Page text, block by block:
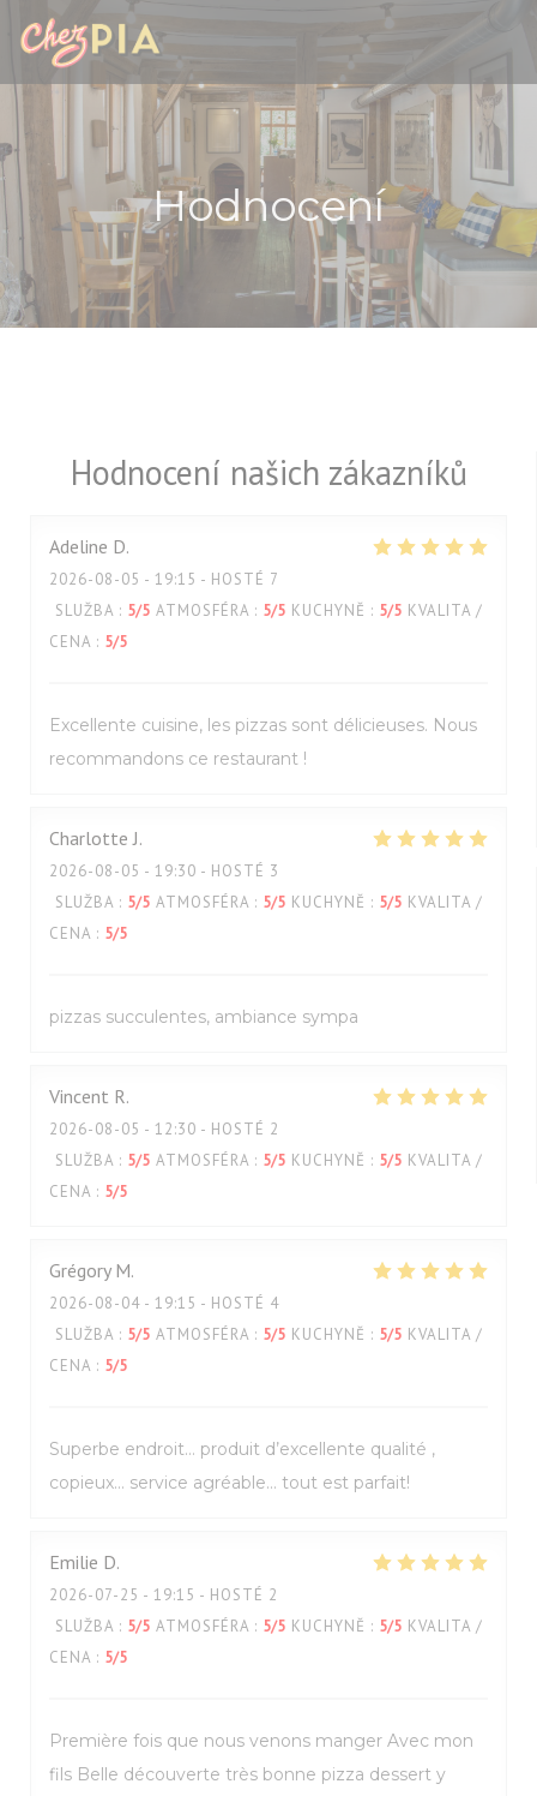
Panel pro správu cookies
Hodnocení
Hodnocení našich zákazníků
Adeline D
2026-08-05 - 19:15 - HOSTÉ 7
SLUŽBA : 5/5 ATMOSFÉRA : 5/5 KUCHYNĚ : 5/5 KVALITA /
CENA : 5/5
Excellente cuisine, les pizzas sont délicieuses. Nous
recommandons ce restaurant !
Charlotte J
2026-08-05 - 19:30 - HOSTÉ 3
SLUŽBA : 5/5 ATMOSFÉRA : 5/5 KUCHYNĚ : 5/5 KVALITA /
CENA : 5/5
pizzas succulentes, ambiance sympa
Vincent R
2026-08-05 - 12:30 - HOSTÉ 2
SLUŽBA : 5/5 ATMOSFÉRA : 5/5 KUCHYNĚ : 5/5 KVALITA /
CENA : 5/5
Grégory M
2026-08-04 - 19:15 - HOSTÉ 4
SLUŽBA : 5/5 ATMOSFÉRA : 5/5 KUCHYNĚ : 5/5 KVALITA /
CENA : 5/5
Superbe endroit… produit d’excellente qualité ,
copieux… service agréable… tout est parfait!
Emilie D
2026-07-25 - 19:15 - HOSTÉ 2
SLUŽBA : 5/5 ATMOSFÉRA : 5/5 KUCHYNĚ : 5/5 KVALITA /
CENA : 5/5
Première fois que nous venons manger Avec mon
fils Belle découverte très bonne pizza dessert y